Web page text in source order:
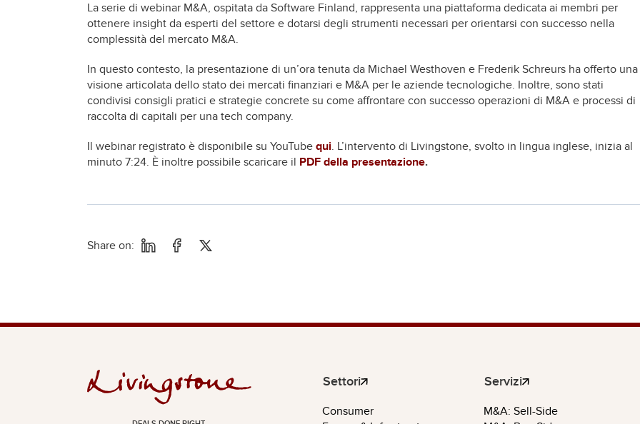
La serie di webinar M&A, ospitata da Software Finland, rappresenta una piattaforma dedicata ai membri per
ottenere insight da esperti del settore e dotarsi degli strumenti necessari per orientarsi con successo nella
complessità del mercato M&A.
In questo contesto, la presentazione di un’ora tenuta da Michael Westhoven e Frederik Schreurs ha offerto una
visione articolata dello stato dei mercati finanziari e M&A per le aziende tecnologiche. Inoltre, sono stati
condivisi consigli pratici e strategie concrete su come affrontare con successo operazioni di M&A e processi di
raccolta di capitali per una tech company.
Il webinar registrato è disponibile su YouTube qui. L’intervento di Livingstone, svolto in lingua inglese, inizia al
minuto 7:24. È inoltre possibile scaricare il PDF della presentazione.
Share on:
Settori
Consumer
Servizi
M&A: Sell-Side